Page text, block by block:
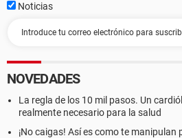
Noticias
NOVEDADES
La regla de los 10 mil pasos. Un
realmente necesario para la salud
¡No caigas! Así es como te manipulan